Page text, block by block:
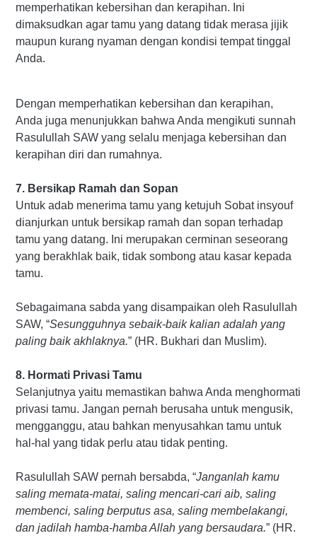
memperhatikan kebersihan dan kerapihan. Ini
dimaksudkan agar tamu yang datang tidak merasa jijik
maupun kurang nyaman dengan kondisi tempat tinggal
Anda.
Dengan memperhatikan kebersihan dan kerapihan,
Anda juga menunjukkan bahwa Anda mengikuti sunnah
Rasulullah SAW yang selalu menjaga kebersihan dan
kerapihan diri dan rumahnya.
7. Bersikap Ramah dan Sopan
Untuk adab menerima tamu yang ketujuh Sobat insyouf
dianjurkan untuk bersikap ramah dan sopan terhadap
tamu yang datang. Ini merupakan cerminan seseorang
yang berakhlak baik, tidak sombong atau kasar kepada
tamu.
Sebagaimana sabda yang disampaikan oleh Rasulullah
SAW, “Sesungguhnya sebaik-baik kalian adalah yang
paling baik akhlaknya.” (HR. Bukhari dan Muslim).
8. Hormati Privasi Tamu
Selanjutnya yaitu memastikan bahwa Anda menghormati
privasi tamu. Jangan pernah berusaha untuk mengusik,
mengganggu, atau bahkan menyusahkan tamu untuk
hal-hal yang tidak perlu atau tidak penting.
Rasulullah SAW pernah bersabda, “Janganlah kamu
saling memata-matai, saling mencari-cari aib, saling
membenci, saling berputus asa, saling membelakangi,
dan jadilah hamba-hamba Allah yang bersaudara.” (HR.